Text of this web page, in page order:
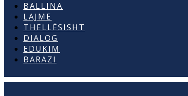
BALLINA
LAJME
THELLËSISHT
DIALOG
EDUKIM
BARAZI